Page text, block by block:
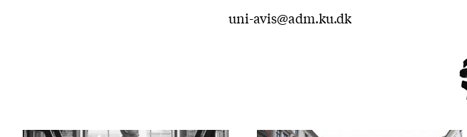
uni-avis@adm.ku.dk